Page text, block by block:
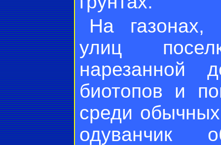
На газонах,
улиц
нарезанной
биотопов и
среди
одуванчик